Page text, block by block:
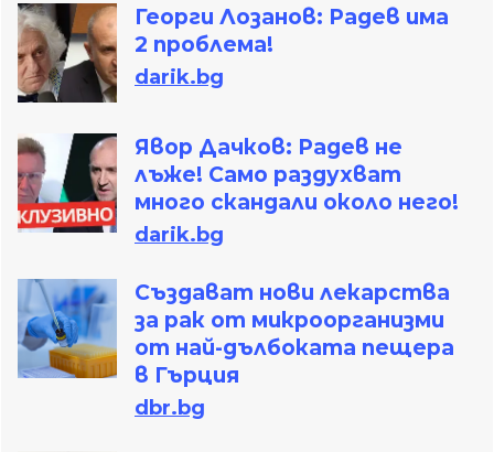
Георги Лозанов: Радев има
2 проблема!
darik.bg
Явор Дачков: Радев не
лъже! Само раздухват
много скандали около него!
darik.bg
Създават нови лекарства
за рак от микроорганизми
от най-дълбоката пещера
в Гърция
dbr.bg